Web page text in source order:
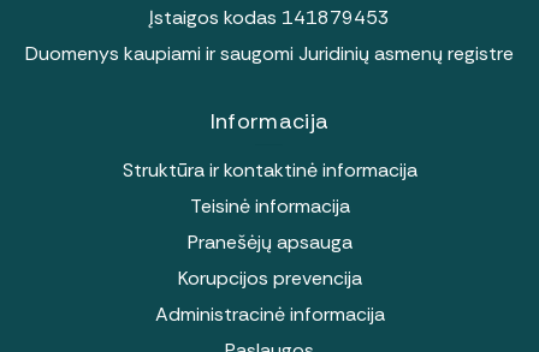
Įstaigos kodas 141879453
Duomenys kaupiami ir saugomi Juridinių asmenų registre
Informacija
Struktūra ir kontaktinė informacija
Teisinė informacija
Pranešėjų apsauga
Korupcijos prevencija
Administracinė informacija